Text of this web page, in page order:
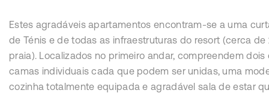
Estes agradáveis apartamentos encontram-se a uma
de Ténis e de todas as infraestruturas do resort (cerca
praia). Localizados no primeiro andar, compreendem
camas individuais cada que podem ser unidas, uma
cozinha totalmente equipada e agradável sala de estar